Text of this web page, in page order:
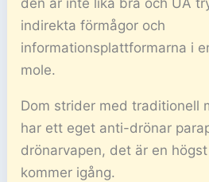
den är inte lika bra och UA
indirekta förmågor och
informationsplattformarna i
mole.
Dom strider med traditionell
har ett eget anti-drönar
drönarvapen, det är en
kommer igång.